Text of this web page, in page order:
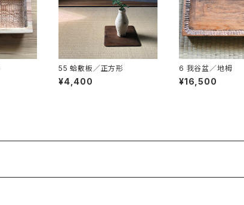
55 蛤敷板／正方形
¥4,400
6 我谷盆／地栂
¥16,500